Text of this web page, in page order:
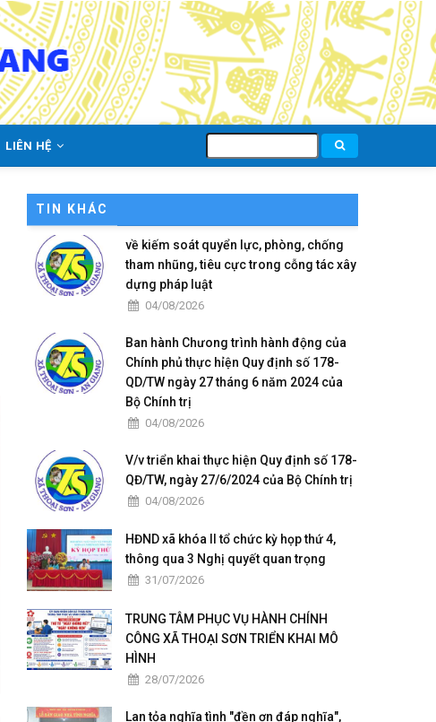
LIÊN HỆ
kiếm
TIN KHÁC
về kiếm soát quyển lực, phòng, chống
tham nhũng, tiêu cực trong cỗng tác xây
dựng pháp luật
04/08/2026
Ban hành Chưong trình hành động của
Chính phủ thực hỉện Quy định số 178-
QD/TW ngày 27 tháng 6 năm 2024 của
Bộ Chính trị
04/08/2026
V/v triển khai thực hiện Quy định số 178-
QĐ/TW, ngày 27/6/2024 của Bộ Chính trị
04/08/2026
HĐND xã khóa II tổ chức kỳ họp thứ 4,
thông qua 3 Nghị quyết quan trọng
31/07/2026
TRUNG TÂM PHỤC VỤ HÀNH CHÍNH
CÔNG XÃ THOẠI SƠN TRIỂN KHAI MÔ
HÌNH
28/07/2026
Lan tỏa nghĩa tình "đền ơn đáp nghĩa",